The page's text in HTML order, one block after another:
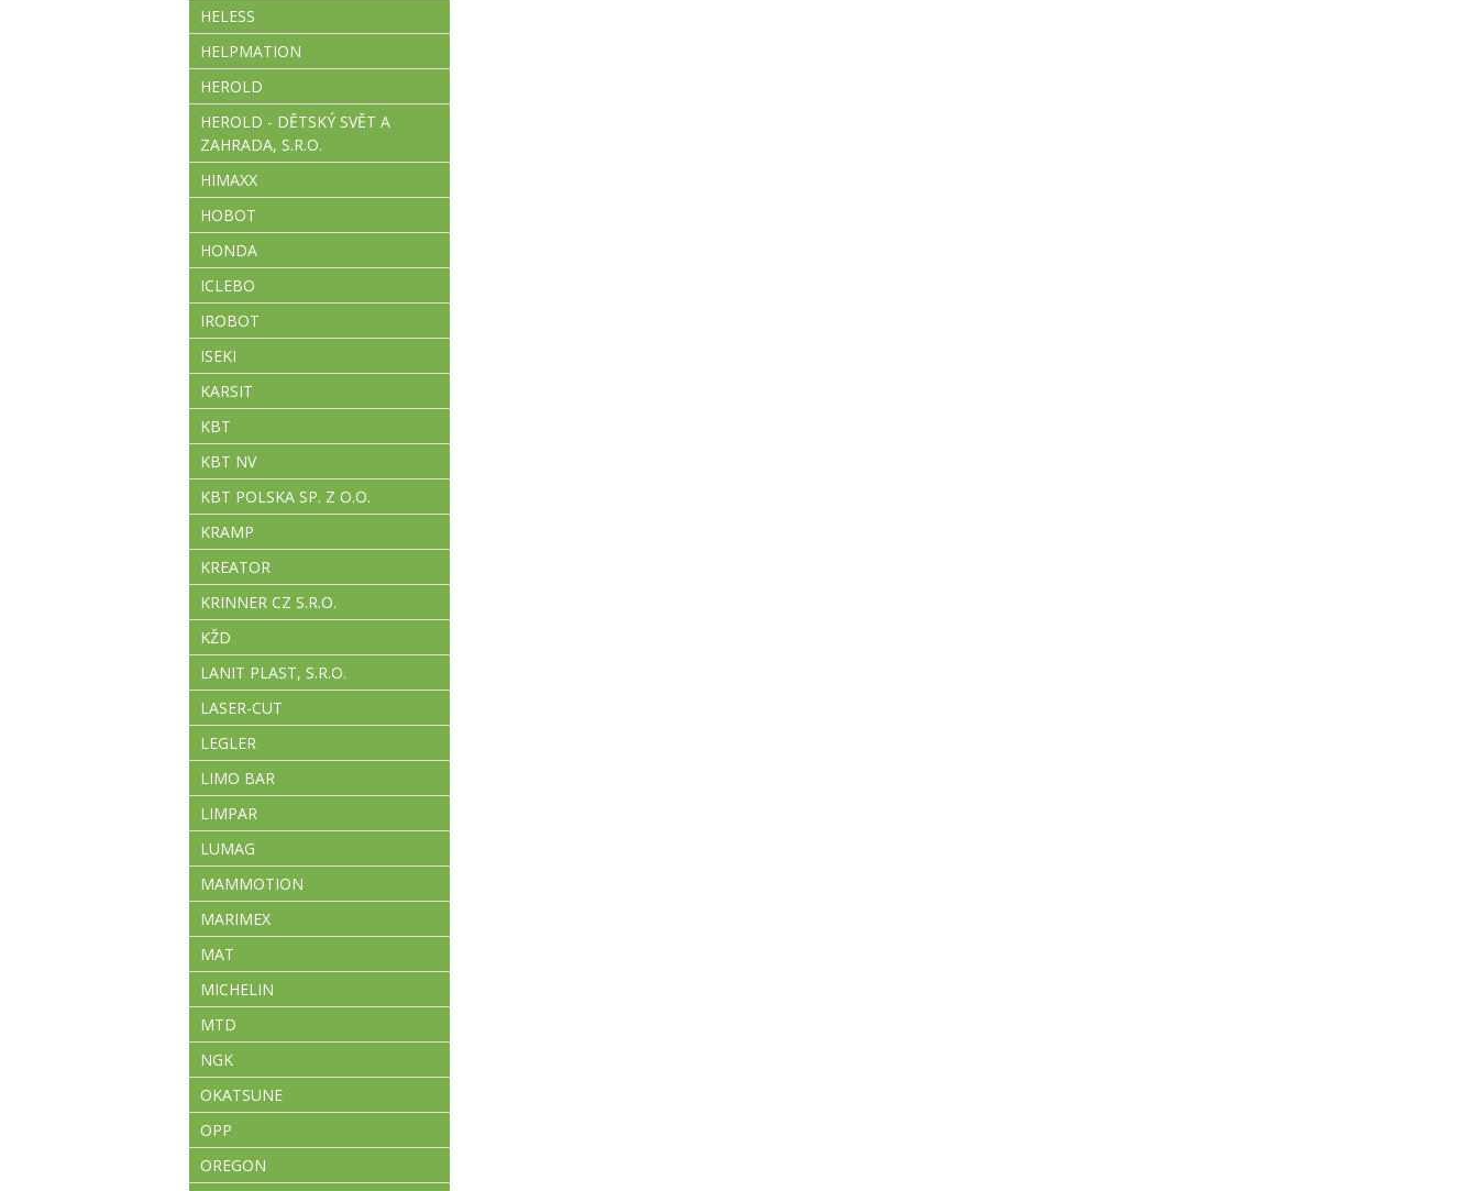
HELESS
HELPMATION
HEROLD
HEROLD - DĚTSKÝ SVĚT A
ZAHRADA, S.R.O.
HIMAXX
HOBOT
HONDA
ICLEBO
IROBOT
ISEKI
KARSIT
KBT
KBT NV
KBT POLSKA SP. Z O.O.
KRAMP
KREATOR
KRINNER CZ S.R.O.
KŽD
LANIT PLAST, S.R.O.
LASER-CUT
LEGLER
LIMO BAR
LIMPAR
LUMAG
MAMMOTION
MARIMEX
MAT
MICHELIN
MTD
NGK
OKATSUNE
OPP
OREGON